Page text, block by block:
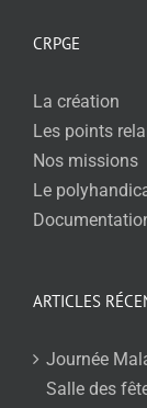
CRPGE
La création
Les points
Nos missions
Le
ARTICLES
Journée
Salle des